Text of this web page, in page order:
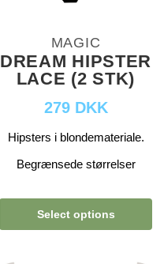
MAGIC
DREAM HIPSTER
LACE (2 STK)
279 DKK
Hipsters i blondemateriale.
Begrænsede størrelser
Select options